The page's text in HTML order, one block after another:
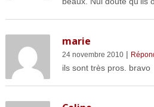
marie
24 novembre 2010|
ils sont très pros. bravo